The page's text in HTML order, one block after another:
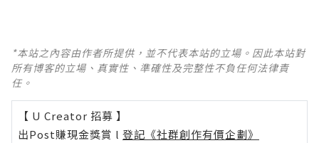
*本站之內容由作者所提供，並不代表本站的立場。因此本站對
所有博客的立場、真實性、準確性及完整性不負任何法律責
任。
【 U Creator 招募 】
出Post賺現金獎賞 l 登記《社群創作有價企劃》